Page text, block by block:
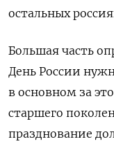
остальных
Большая часть
День России
в основном за
старшего
празднование